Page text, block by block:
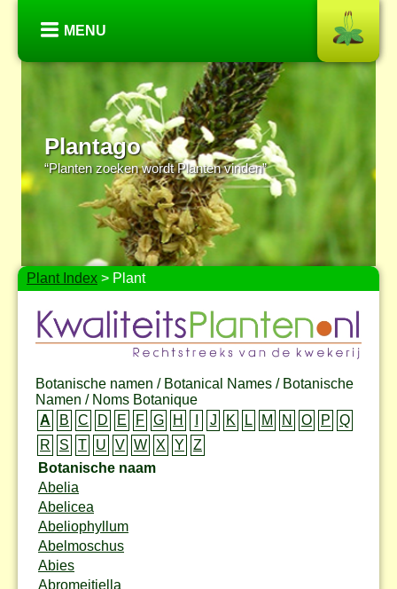
MENU
Plantago
“Planten zoeken wordt Planten vinden”
Plant Index > Plant
Botanische namen / Botanical Names / Botanische
Namen / Noms Botanique
A
B C D E F G H J K L M N O P
Q
R
S T U V W X Y
Z
Botanische naam
Abelia
Abelicea
Abeliophyllum
Abelmoschus
Abies
Abromeitiella